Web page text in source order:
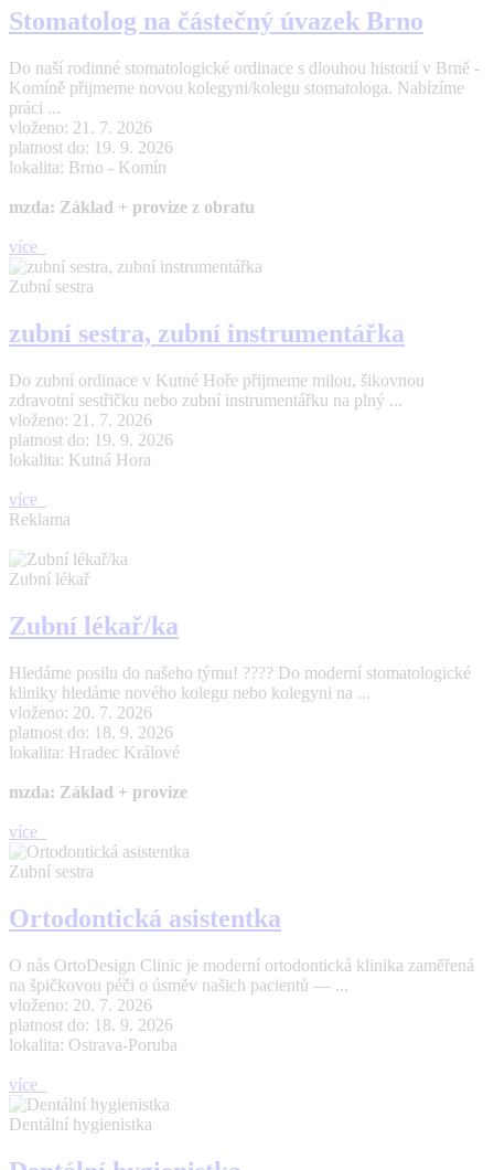
Stomatolog na částečný úvazek Brno
Do naší rodinné stomatologické ordinace s dlouhou historií v Brně -
Komíně přijmeme novou kolegyni/kolegu stomatologa. Nabízíme
práci ...
vloženo: 21. 7. 2026
platnost do: 19. 9. 2026
lokalita: Brno - Komín
mzda: Základ + provize z obratu
více
Zubní sestra
zubní sestra, zubní instrumentářka
Do zubní ordinace v Kutné Hoře přijmeme milou, šikovnou
zdravotní sestřičku nebo zubní instrumentářku na plný ...
vloženo: 21. 7. 2026
platnost do: 19. 9. 2026
lokalita: Kutná Hora
více
Reklama
Zubní lékař
Zubní lékař/ka
Hledáme posilu do našeho týmu! ???? Do moderní stomatologické
kliniky hledáme nového kolegu nebo kolegyni na ...
vloženo: 20. 7. 2026
platnost do: 18. 9. 2026
lokalita: Hradec Králové
mzda: Základ + provize
více
Zubní sestra
Ortodontická asistentka
O nás OrtoDesign Clinic je moderní ortodontická klinika zaměřená
na špičkovou péči o úsměv našich pacientů — ...
vloženo: 20. 7. 2026
platnost do: 18. 9. 2026
lokalita: Ostrava-Poruba
více
Dentální hygienistka